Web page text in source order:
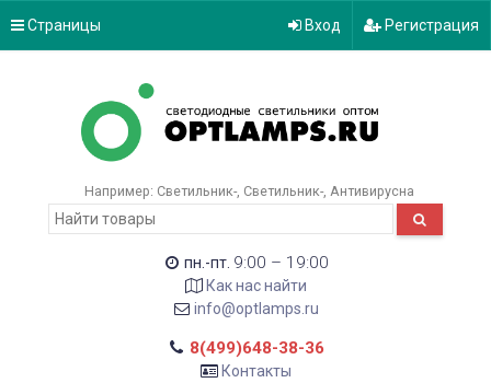
Страницы Вход Регистрация
Например: Светильник- Светильник- Антивирусна
пн.-пт. 9:00 – 19:00
Как нас найти
info@optlamps.ru
8(499)648-38-36
Контакты